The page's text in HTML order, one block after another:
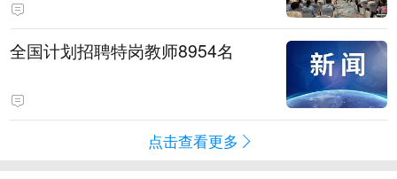
全国计划招聘特岗教师8954名
点击查看更多